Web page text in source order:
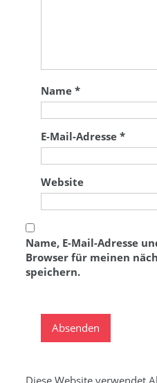
Name*
E-Mail-Adresse*
Website
Name, E-Mail-Adresse
Browser für meinen
speichern.
Diese Website verwendet